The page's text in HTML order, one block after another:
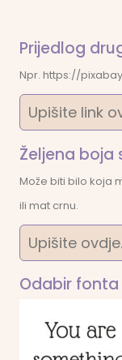
Prijedlog
Npr. https://
Željena boja
Može biti bilo koja
ili mat crnu.
Odabir